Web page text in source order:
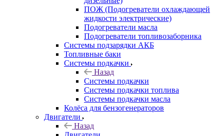
ПОЖ (Подогреватели охлаждающей
жидкости электрические)
Подогреватели масла
Подогреватели топливозаборника
Системы подзарядки АКБ
Топливные баки
Системы подкачки
Назад
Системы подкачки
Системы подкачки топлива
Системы подкачки масла
Колёса для бензогенераторов
Двигатели
Назад